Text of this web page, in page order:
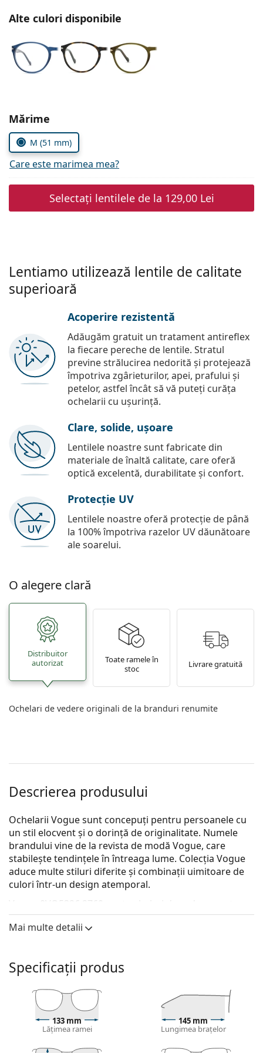
Toate mărcile
Alte culori disponibile
Alegeți parametrii
Mărime
M (51 mm)
Care este marimea mea?
Selectați lentilele de la 129,00 Lei
Lentiamo utilizează lentile de calitate
superioară
Acoperire rezistentă
Adăugăm gratuit un tratament antireflex
la fiecare pereche de lentile. Stratul
previne strălucirea nedorită și protejează
împotriva zgârieturilor, apei, prafului și
petelor, astfel încât să vă puteți curăța
ochelarii cu ușurință.
Clare, solide, ușoare
Lentilele noastre sunt fabricate din
materiale de înaltă calitate, care oferă
optică excelentă, durabilitate și confort.
Protecție UV
Lentilele noastre oferă protecție de până
la 100% împotriva razelor UV dăunătoare
ale soarelui.
O alegere clară
Distribuitor
autorizat
Toate ramele în
stoc
Livrare gratuită
Ochelari de vedere originali de la branduri renumite
Descrierea produsului
Ochelarii Vogue sunt concepuți pentru persoanele cu
un stil elocvent și o dorință de originalitate. Numele
brandului vine de la revista de modă Vogue, care
stabilește tendințele în întreaga lume. Colecția Vogue
aduce multe stiluri diferite și combinații uimitoare de
culori într-un design atemporal.
Vogue 0VO5326 2760
sunt ochelari de vedere pentru
bărbați.
vedere virtual.
Culoarea albastră a ramei se potrivește perfect cu
un ton de piele rece și cu părul șaten deschis, negru
sau blond deschis.
Mai multe detalii
Specificații produs
133 mm
Lățimea ramei
145 mm
Lungimea brațelor